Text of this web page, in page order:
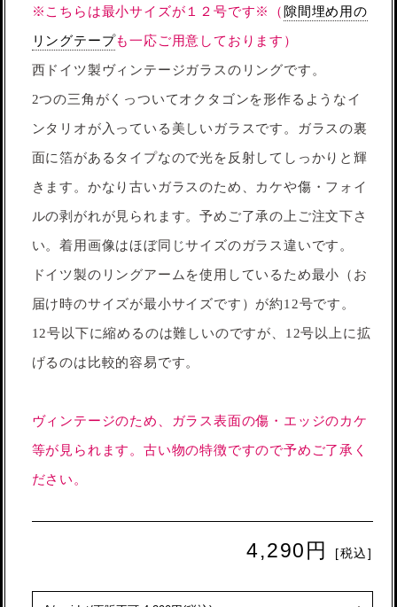
※こちらは最小サイズが１２号です※（ 隙間埋め用の
リングテープも一応ご用意しております）
西ドイツ製ヴィンテージガラスのリングです。
2つの三角がくっついてオクタゴンを形作るようなイ
ンタリオが入っている美しいガラスです。ガラスの裏
面に箔があるタイプなので光を反射してしっかりと輝
きます。かなり古いガラスのため、カケや傷・フォイ
ルの剥がれが見られます。予めご了承の上ご注文下さ
い。着用画像はほぼ同じサイズのガラス違いです。
ドイツ製のリングアームを使用しているため最小（お
届け時のサイズが最小サイズです）が約12号です。
12号以下に縮めるのは難しいのですが、12号以上に拡
げるのは比較的容易です。
ヴィンテージのため、ガラス表面の傷・エッジのカケ
等が見られます。古い物の特徴ですので予めご了承く
ださい。
4,290円 [税込]